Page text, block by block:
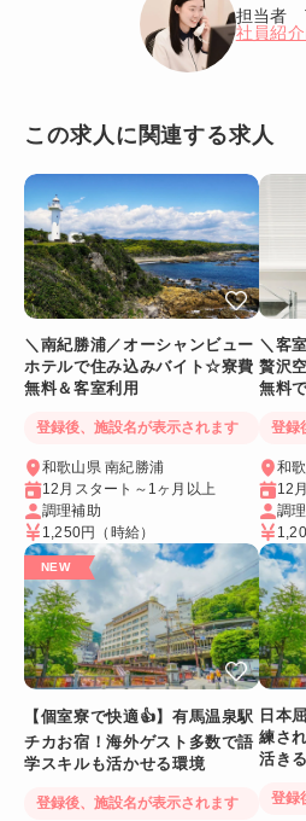
担当者
社員紹
この求人に関連する求人
＼南紀勝浦／オーシャンビュー
ホテルで住み込みバイト☆寮費
無料＆客室利用
登録後、施設名が表示されます
和歌山県 南紀勝浦
12月スタート～1ヶ月以上
調理補助
1,250円
（時給）
＼客
贅沢
無料
登録
和
12
調
【個室寮で快適👍】有馬温泉駅
チカお宿！海外ゲスト多数で語
学スキルも活かせる環境
登録後、施設名が表示されます
日本
練さ
活き
登録